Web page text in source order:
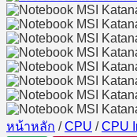
หน้าหลัก / CPU / CPU